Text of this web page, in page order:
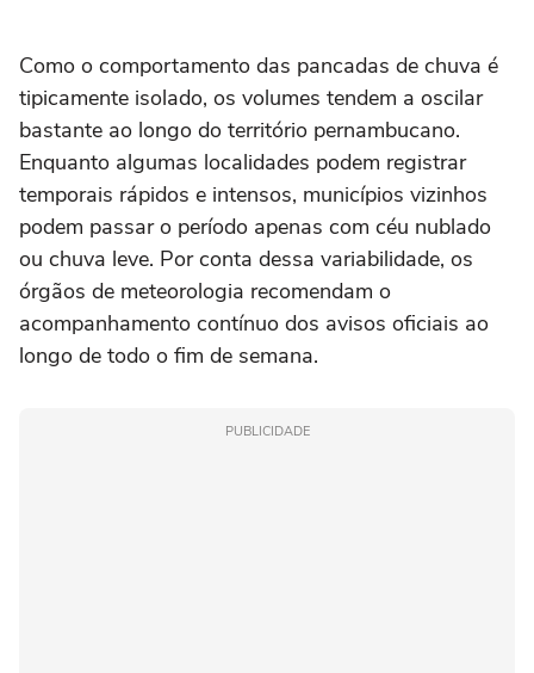
Como o comportamento das pancadas de chuva é
tipicamente isolado, os volumes tendem a oscilar
bastante ao longo do território pernambucano.
Enquanto algumas localidades podem registrar
temporais rápidos e intensos, municípios vizinhos
podem passar o período apenas com céu nublado
ou chuva leve. Por conta dessa variabilidade, os
órgãos de meteorologia recomendam o
acompanhamento contínuo dos avisos oficiais ao
longo de todo o fim de semana.
PUBLICIDADE